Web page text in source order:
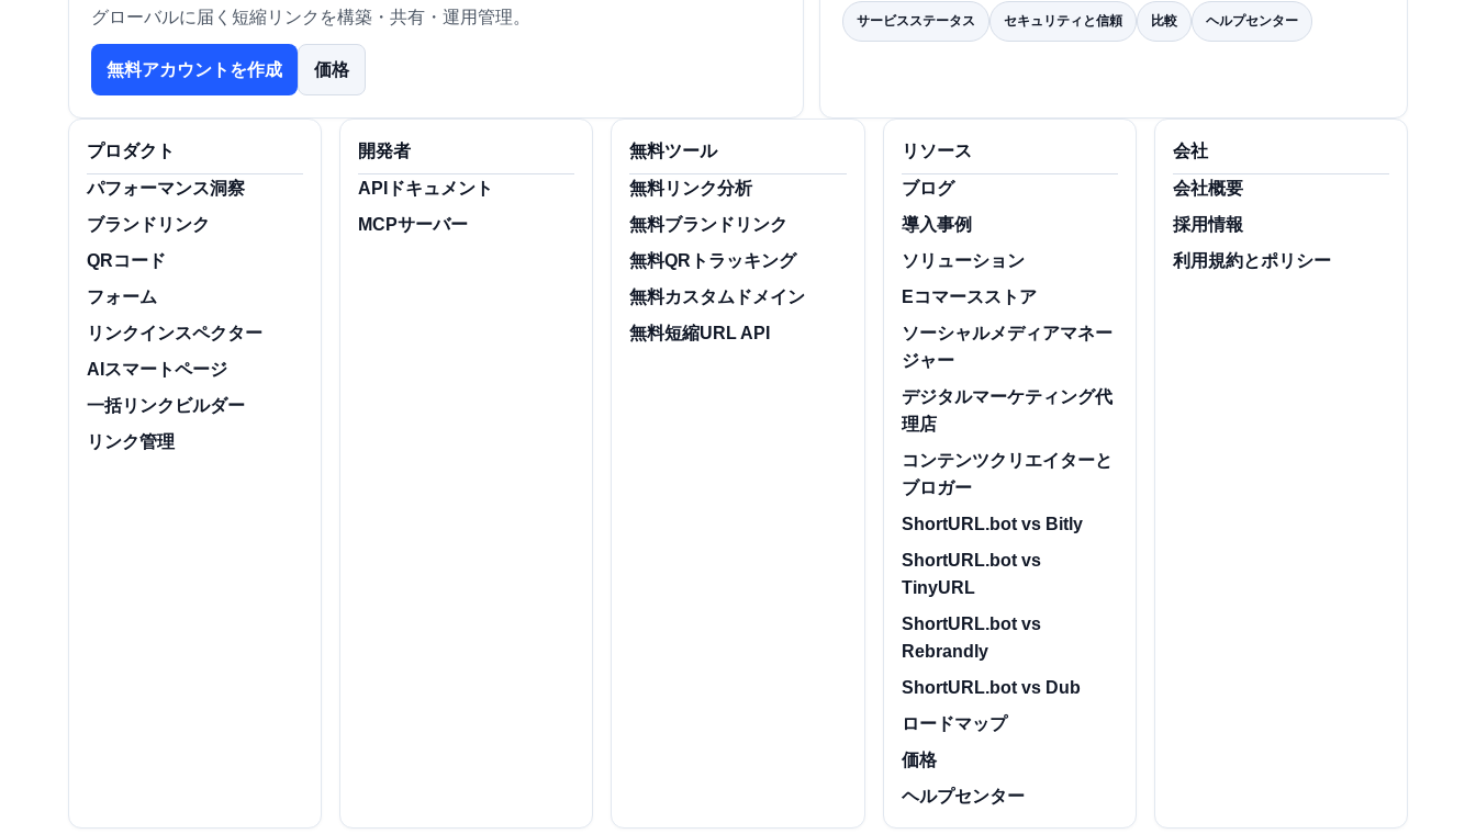
グローバルに届く短縮リンクを構築・共有・運用管理。
無料アカウントを作成 価格
サービスステータス セキュリティと信頼 比較 ヘルプセンター
プロダクト
パフォーマンス洞察
ブランドリンク
QRコード
フォーム
リンクインスペクター
AIスマートページ
一括リンクビルダー
リンク管理
開発者
APIドキュメント
MCPサーバー
無料ツール
無料リンク分析
無料ブランドリンク
無料QRトラッキング
無料カスタムドメイン
無料短縮URL API
リソース
ブログ
導入事例
ソリューション
Eコマースストア
ソーシャルメディアマネー
ジャー
デジタルマーケティング代
理店
コンテンツクリエイターと
ブロガー
ShortURL.bot vs Bitly
ShortURL.bot vs
TinyURL
ShortURL.bot vs
Rebrandly
ShortURL.bot vs Dub
ロードマップ
価格
ヘルプセンター
会社
会社概要
採用情報
利用規約とポリシー